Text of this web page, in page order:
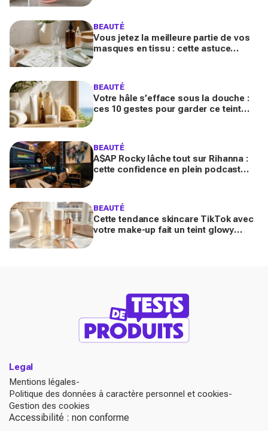
BEAUTÉ
Vous jetez la meilleure partie de vos
masques en tissu : cette astuce
BEAUTÉ
Votre hâle s’efface sous la douche :
ces 10 gestes pour garder ce teint
BEAUTÉ
A$AP Rocky lâche tout sur Rihanna :
cette confidence en plein podcast
BEAUTÉ
Cette tendance skincare TikTok avec
votre make-up fait un teint glowy
Legal
Mentions légales
Politique des données à caractère personnel et cookies
Gestion des cookies
Accessibilité : non conforme